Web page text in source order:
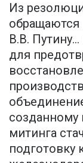
Из
обращаются
В.В.
для
созданному
митинга
подготовку